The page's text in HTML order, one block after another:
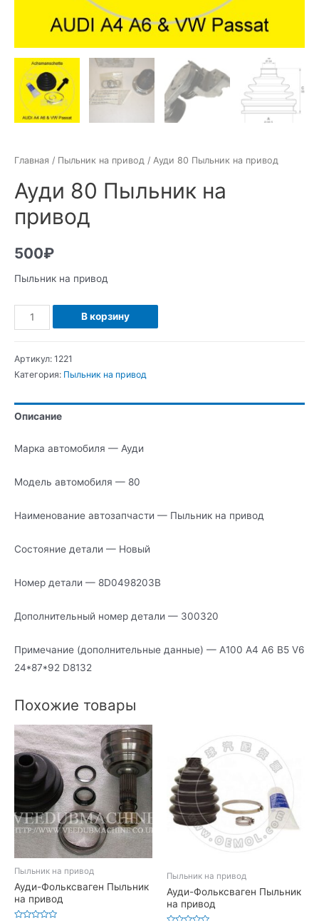
Главная / Пыльник на привод / Ауди 80 Пыльник на привод
Ауди 80 Пыльник на
привод
500₽
Пыльник на привод
Количество
Ауди
Пыльник
привод
В корзину
Артикул: 1221
Категория: Пыльник на привод
Описание
Марка автомобиля — Ауди
Модель автомобиля — 80
Наименование автозапчасти — Пыльник на привод
Состояние детали — Новый
Номер детали — 8D0498203B
Дополнительный номер детали — 300320
Примечание (дополнительные данные) — А100 А4 А6 В5 V6
24*87*92 D8132
Похожие товары
Пыльник на привод
Ауди-Фольксваген Пыльник
на привод
Пыльник на привод
Ауди-Фольксваген Пыльник
на привод